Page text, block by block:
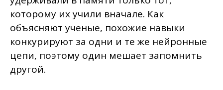
которому их учили вначале. Как
объясняют ученые, похожие навыки
конкурируют за одни и те же нейронные
цепи, поэтому один мешает запомнить
другой.